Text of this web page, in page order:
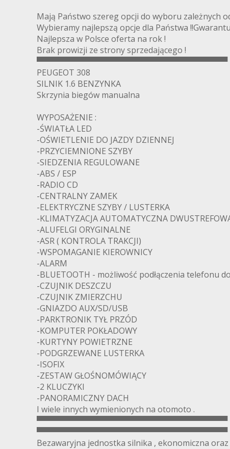
Mają Państwo szereg opcji do wyboru zależnych
Wybieramy najlepszą opcje dla Państwa
Najlepsza w Polsce oferta na rok !
Brak prowizji ze strony sprzedającego !
▀▀▀▀▀▀▀▀▀▀▀▀▀▀▀▀▀▀▀▀▀▀▀▀▀▀▀▀▀▀▀▀▀▀
PEUGEOT 308
SILNIK 1.6 BENZYNKA
Skrzynia biegów manualna
WYPOSAŻENIE :
-ŚWIATŁA LED
-OŚWIETLENIE DO JAZDY DZIENNEJ
-PRZYCIEMNIONE SZYBY
-SIEDZENIA REGULOWANE
-ABS / ESP
-RADIO CD
-CENTRALNY ZAMEK
-ELEKTRYCZNE SZYBY / LUSTERKA
-KLIMATYZACJA AUTOMATYCZNA
-ALUFELGI ORYGINALNE
-ASR ( KONTROLA TRAKCJI)
-WSPOMAGANIE KIEROWNICY
-ALARM
-BLUETOOTH - możliwość podłączenia telefonu
-CZUJNIK DESZCZU
-CZUJNIK ZMIERZCHU
-GNIAZDO AUX/SD/USB
-PARKTRONIK TYŁ PRZÓD
-KOMPUTER POKŁADOWY
-KURTYNY POWIETRZNE
-PODGRZEWANE LUSTERKA
-ISOFIX
-ZESTAW GŁOŚNOMÓWIĄCY
-2 KLUCZYKI
-PANORAMICZNY DACH
I wiele innych wymienionych na otomoto .
▀▀▀▀▀▀▀▀▀▀▀▀▀▀▀▀▀▀▀▀▀▀▀▀▀▀▀▀▀▀▀▀▀▀
▀▀▀▀▀▀▀▀▀▀▀▀▀▀▀▀▀▀▀▀▀▀▀▀▀▀▀▀▀▀▀▀▀▀
Bezawaryjna jednostka silnika , ekonomiczna oraz